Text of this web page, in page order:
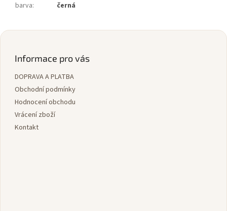
barva: černá
Z
Informace pro vás
DOPRAVA A PLATBA
Obchodní podmínky
Hodnocení obchodu
Vrácení zboží
Kontakt